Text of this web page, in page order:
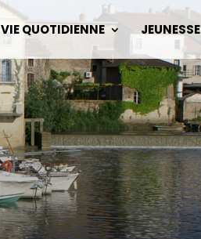
VIE QUOTIDIENNE JEUNESSE